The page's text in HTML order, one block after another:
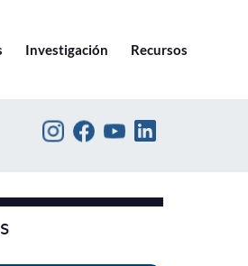
Investigación Recursos